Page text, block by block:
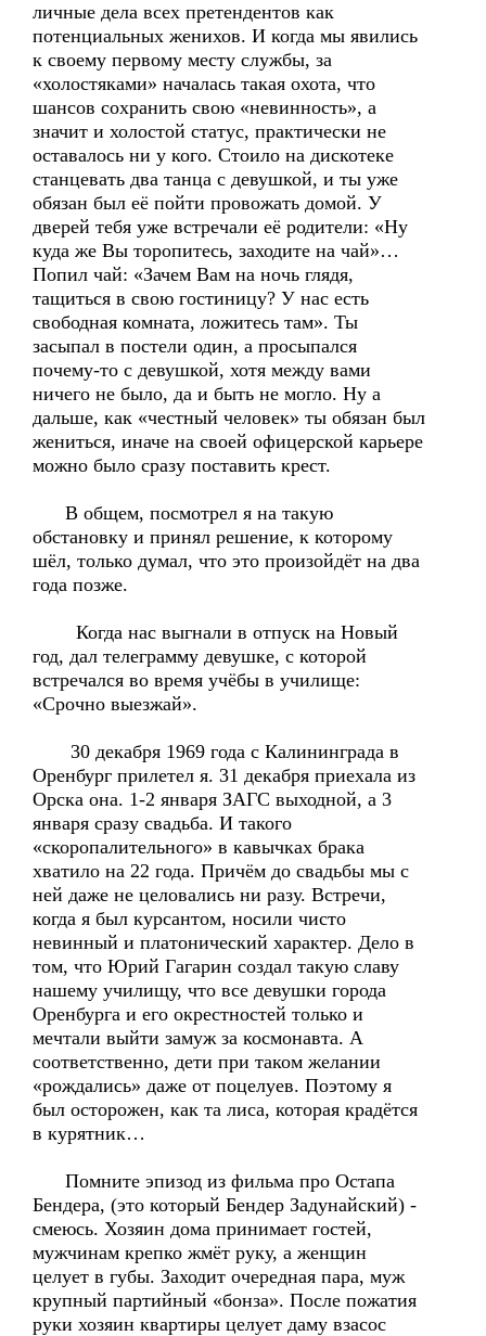
личные дела всех претендентов как
потенциальных женихов. И когда мы явились
к своему первому месту службы, за
«холостяками» началась такая охота, что
шансов сохранить свою «невинность», а
значит и холостой статус, практически не
оставалось ни у кого. Стоило на дискотеке
станцевать два танца с девушкой, и ты уже
обязан был её пойти провожать домой. У
дверей тебя уже встречали её родители: «Ну
куда же Вы торопитесь, заходите на чай»…
Попил чай: «Зачем Вам на ночь глядя,
тащиться в свою гостиницу? У нас есть
свободная комната, ложитесь там». Ты
засыпал в постели один, а просыпался
почему-то с девушкой, хотя между вами
ничего не было, да и быть не могло. Ну а
дальше, как «честный человек» ты обязан был
жениться, иначе на своей офицерской карьере
можно было сразу поставить крест.
В общем, посмотрел я на такую
обстановку и принял решение, к которому
шёл, только думал, что это произойдёт на два
года позже.
Когда нас выгнали в отпуск на Новый
год, дал телеграмму девушке, с которой
встречался во время учёбы в училище:
«Срочно выезжай».
30 декабря 1969 года с Калининграда в
Оренбург прилетел я. 31 декабря приехала из
Орска она. 1-2 января ЗАГС выходной, а 3
января сразу свадьба. И такого
«скоропалительного» в кавычках брака
хватило на 22 года. Причём до свадьбы мы с
ней даже не целовались ни разу. Встречи,
когда я был курсантом, носили чисто
невинный и платонический характер. Дело в
том, что Юрий Гагарин создал такую славу
нашему училищу, что все девушки города
Оренбурга и его окрестностей только и
мечтали выйти замуж за космонавта. А
соответственно, дети при таком желании
«рождались» даже от поцелуев. Поэтому я
был осторожен, как та лиса, которая крадётся
в курятник…
Помните эпизод из фильма про Остапа
Бендера, (это который Бендер Задунайский) -
смеюсь. Хозяин дома принимает гостей,
мужчинам крепко жмёт руку, а женщин
целует в губы. Заходит очередная пара, муж
крупный партийный «бонза». После пожатия
руки хозяин квартиры целует даму взасос